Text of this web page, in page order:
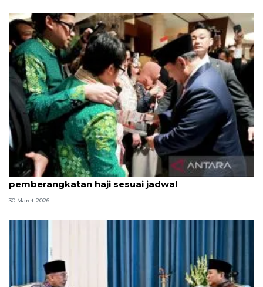
Terpopuler, Prabowo di Jepang hingga
pemberangkatan haji sesuai jadwal
30 Maret 2026